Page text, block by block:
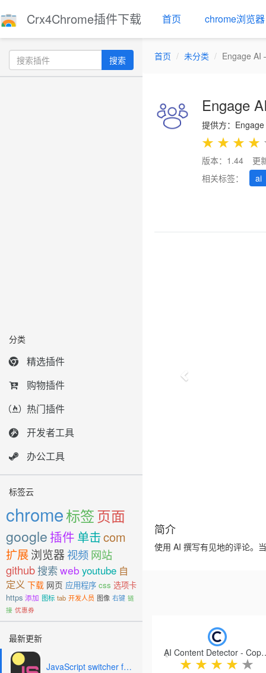
Crx4Chrome插件下载 首页 chrome浏览器
搜索
分类
精选插件
购物插件
热门插件
开发者工具
办公工具
标签云
chrome标签页面
google 插件 单击com
扩展浏览器 视频网站
github搜索web youtube 自
定义 下载 网页 应用程序 css 选项卡
https 添加 图标 tab 开发人员 图像 右键 链
接 优惠券
最新更新
JavaScript switcher for SEO and development
首页 未分类 Engage AI
Engage
提供方：
★ ★ ★ ★
版本：1.44
更
相关标签：
ai
简介
使用 AI 撰写有见地的评论。
AI
★ ★ ★ ★ ★